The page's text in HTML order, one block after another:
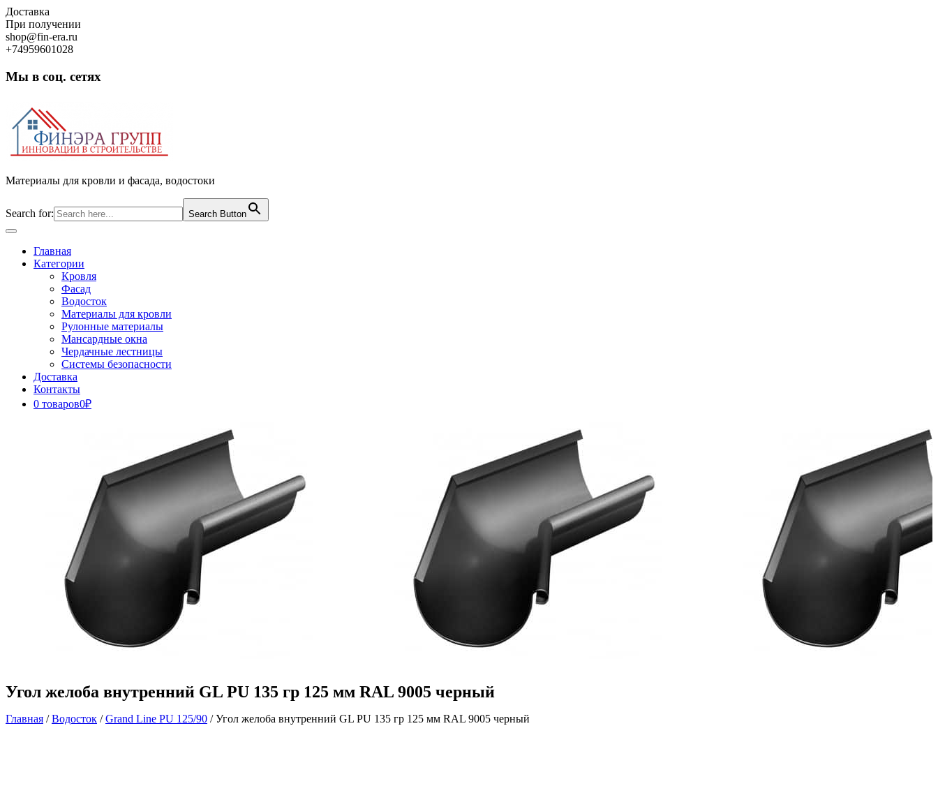
Skip
to
content
Доставка
При получении
shop@fin-era.ru
+74959601028
Мы в соц. сетях
Материалы для кровли и фасада, водостоки
Search for: Search Button
Open
ButtonГлавная
Категории
Кровля
Фасад
Водосток
Материалы для кровли
Рулонные материалы
Мансардные окна
Чердачные лестницы
Системы безопасности
Доставка
Контакты
0 товаров0₽
Угол желоба внутренний GL PU 135 гр 125 мм RAL 9005 черный
Главная /Водосток /Grand Line РU 125/90 / Угол желоба внутренний GL PU 135 гр 125 мм RAL 9005 черный